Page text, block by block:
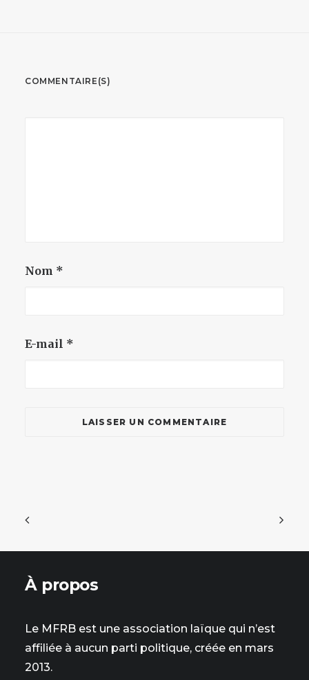
COMMENTAIRE(S)
Nom *
E-mail *
À propos
Le MFRB est une association laïque qui n’est
affiliée à aucun parti politique, créée en mars
2013.